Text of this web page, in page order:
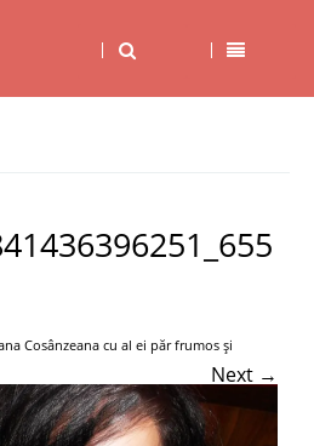
Cosânzeana cu al ei păr frumos şi
Next →